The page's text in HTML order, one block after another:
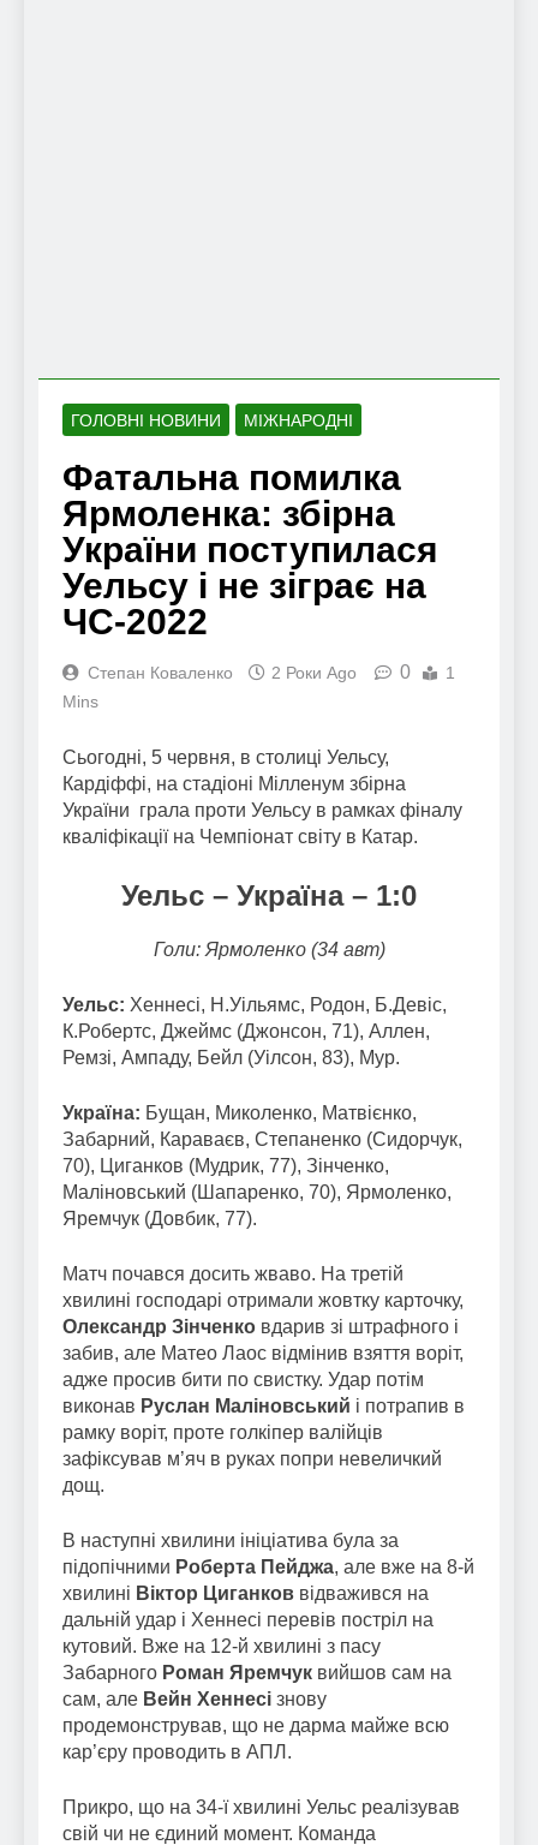
ГОЛОВНІ НОВИНИ МІЖНАРОДНІ
Фатальна помилка
Ярмоленка: збірна
України поступилася
Уельсу і не зіграє на
ЧС-2022
Степан Коваленко 2 Роки Ago 0
1
Mins
Сьогодні, 5 червня, в столиці Уельсу,
Кардіффі, на стадіоні Мілленум збірна
України грала проти Уельсу в рамках фіналу
кваліфікації на Чемпіонат світу в Катар.
Уельс – Україна – 1:0
Голи: Ярмоленко (34 авт)
Уельс: Хеннесі, Н.Уільямс, Родон, Б.Девіс,
К.Робертс, Джеймс (Джонсон, 71), Аллен,
Ремзі, Ампаду, Бейл (Уілсон, 83), Мур.
Україна: Бущан, Миколенко, Матвієнко,
Забарний, Караваєв, Степаненко (Сидорчук,
70), Циганков (Мудрик, 77), Зінченко,
Маліновський (Шапаренко, 70), Ярмоленко,
Яремчук (Довбик, 77).
Матч почався досить жваво. На третій
хвилині господарі отримали жовтку карточку,
Олександр Зінченко вдарив зі штрафного і
забив, але Матео Лаос відмінив взяття воріт,
адже просив бити по свистку. Удар потім
виконав Руслан Маліновський і потрапив в
рамку воріт, проте голкіпер валійців
зафіксував м’яч в руках попри невеличкий
дощ.
В наступні хвилини ініціатива була за
підопічними Роберта Пейджа, але вже на 8-й
хвилині Віктор Циганков відважився на
дальній удар і Хеннесі перевів постріл на
кутовий. Вже на 12-й хвилині з пасу
Забарного Роман Яремчук вийшов сам на
сам, але Вейн Хеннесі знову
продемонстрував, що не дарма майже всю
кар’єру проводить в АПЛ.
Прикро, що на 34-ї хвилині Уельс реалізував
свій чи не єдиний момент. Команда